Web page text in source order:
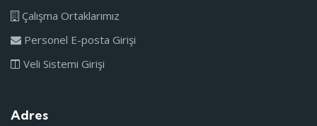
Çalışma Ortaklarımız
Personel E-posta Girişi
Veli Sistemi Girişi
Adres